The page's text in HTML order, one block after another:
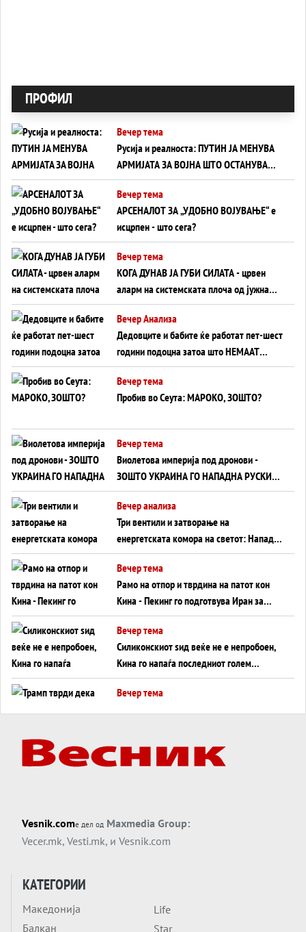
ПРОФИЛ
Вечер тема
Русија и реалноста: ПУТИН ЈА МЕНУВА
АРМИЈАТА ЗА ВОЈНА ШТО ОСТАНУВА
БЕЗ ФРОНТ
Вечер тема
АРСЕНАЛОТ ЗА „УДОБНО ВОЈУВАЊЕ“ е
исцрпен - што сега?
Вечер тема
КОГА ДУНАВ ЈА ГУБИ СИЛАТА - црвен
аларм на системската плоча од јужна
Германија до Црното Море...
Вечер Анализа
Дедовците и бабите ќе работат пет-шест
години подоцна затоа што НЕМААТ
ВНУЦИ ДА ГИ ЗАМЕНАТ
Вечер тема
Пробив во Сеута: МАРОКО, ЗОШТО?
Вечер тема
Виолетова империја под дронови -
ЗОШТО УКРАИНА ГО НАПАДНА РУСКИОТ
WILDBERRIES
Вечер анализа
Три вентили и затворање на
енергетската комора на светот: Нападот
во Суец најавува глобален енергетски
инфаркт?
Вечер тема
Рамо на отпор и тврдина на патот кон
Кина - Пекинг го подготвува Иран за
американска копнена инвазија
Вечер тема
Силиконскиот ѕид веќе не е непробоен,
Кина го напаѓа последниот голем
монопол на Западот?
Вечер тема
Вечер тема
ДЛАБОКО УДОЛУ: Сметководствените
Вечер тема
АТОМСКО ДОМИНО НА БЛИСКИОТ
ИСТОК
Обвинувањето кон Русија го поврзува
Блискиот Исток со украинското бојно
Vesnik.comе дел од Maxmedia Group:
Vecer.mk, Vesti.mk, и Vesnik.com
КАТЕГОРИИ
Македонија
Балкан
Life
Star